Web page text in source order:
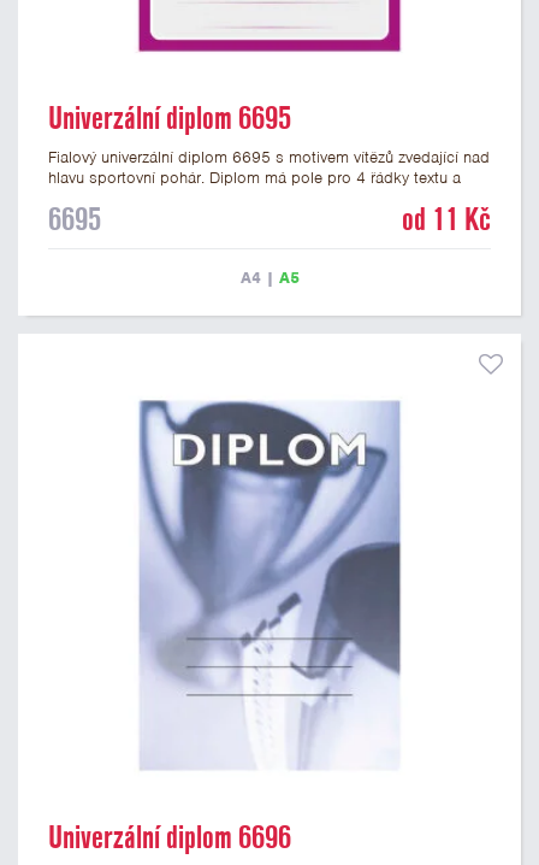
Univerzální diplom 6695
Fialový univerzální diplom 6695 s motivem vítězů zvedající nad
hlavu sportovní pohár. Diplom má pole pro 4 řádky textu a
formátu A4 a A5. Tento univerzální diplom je vhodný pro
motivem vítězů s pohárem má gramáž 250 g/m2.
6695 od 11 Kč
A4| A5
Univerzální diplom 6696